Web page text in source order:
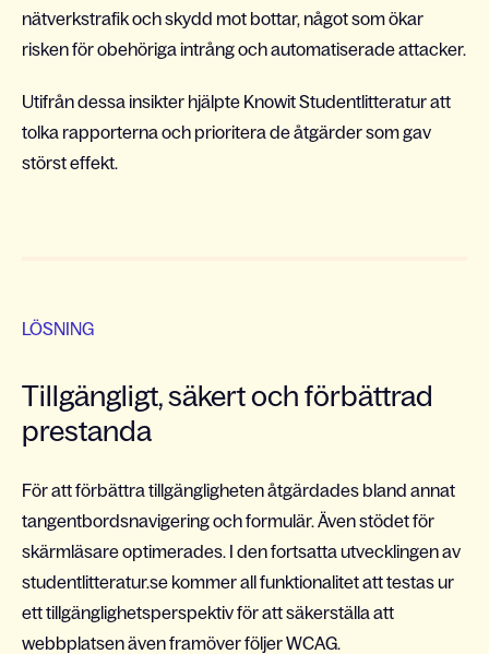
nätverkstrafik och skydd mot bottar, något som ökar
risken för obehöriga intrång och automatiserade attacker.
Utifrån dessa insikter hjälpte Knowit Studentlitteratur att
tolka rapporterna och prioritera de åtgärder som gav
störst effekt.
LÖSNING
Tillgängligt, säkert och förbättrad
prestanda
För att förbättra tillgängligheten åtgärdades bland annat
tangentbordsnavigering och formulär. Även stödet för
skärmläsare optimerades. I den fortsatta utvecklingen av
studentlitteratur.se kommer all funktionalitet att testas ur
ett tillgänglighetsperspektiv för att säkerställa att
webbplatsen även framöver följer WCAG.